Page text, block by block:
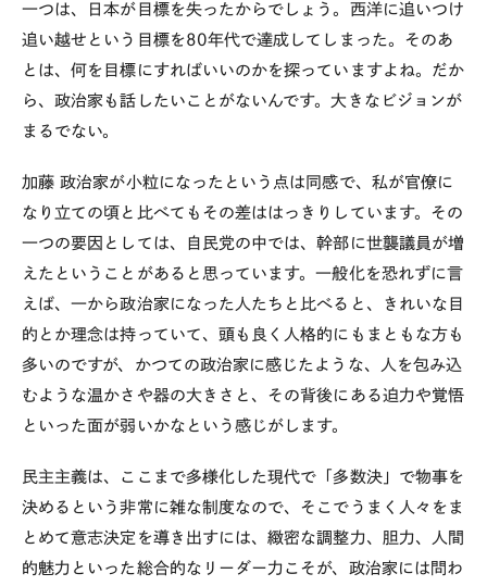
一つは、日本が目標を失ったからでしょう。西洋に追いつけ
追い越せという目標を80年代で達成してしまった。そのあ
とは、何を目標にすればいいのかを探っていますよね。だか
ら、政治家も話したいことがないんです。大きなビジョンが
まるでない。
加藤政治家が小粒になったという点は同感で、私が官僚に
なり立ての頃と比べてもその差ははっきりしています。その
一つの要因としては、自民党の中では、幹部に世襲議員が増
えたということがあると思っています。一般化を恐れずに言
えば、一から政治家になった人たちと比べると、きれいな目
的とか理念は持っていて、頭も良く人格的にもまともな方も
多いのですが、かつての政治家に感じたような、人を包み込
むような温かさや器の大きさと、その背後にある迫力や覚悟
といった面が弱いかなという感じがします。
民主主義は、ここまで多様化した現代で「多数決」で物事を
決めるという非常に雑な制度なので、そこでうまく人々をま
とめて意志決定を導き出すには、緻密な調整力、胆力、人間
的魅力といった総合的なリーダー力こそが、政治家には問わ